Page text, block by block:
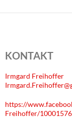
KONTAKT
Irmgard Freihoffer
https://
Freihoffer/